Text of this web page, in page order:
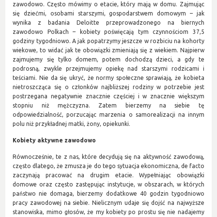
zawodowo. Często mówimy o etacie, który mają w domu. Zajmując
się dziećmi, osobami starszymi, gospodarstwem domowym – jak
wynika z badania Deloitte przeprowadzonego na biernych
zawodowo Polkach – kobiety poświęcają tym czynnościom 37,5
godziny tygodniowo. A jak popatrzymy jeszcze w rozbiciu na kohorty
wiekowe, to widać jak te obowiązki zmieniają się z wiekiem. Najpierw
zajmujemy się tylko domem, potem dochodzą dzieci, a gdy te
podrosną, zwykle przejmujemy opiekę nad starszymi rodzicami i
teściami. Nie da się ukryć, że normy społeczne sprawiają, że kobieta
nietroszcząca się o członków najbliższej rodziny w potrzebie jest
postrzegana negatywnie znacznie częściej i w znacznie większym
stopniu niż mężczyzna. Zatem bierzemy na siebie tę
odpowiedzialność, porzucając marzenia o samorealizacji na innym
polu niż przykładnej matki, żony, opiekunki.
Kobiety aktywne zawodowo
Równocześnie, te z nas, które decydują się na aktywność zawodową,
często dlatego, że zmusza je do tego sytuacja ekonomiczna, de facto
zaczynają pracować na drugim etacie. Wypełniając obowiązki
domowe oraz często zastępując instytucje, w obszarach, w których
państwo nie domaga, bierzemy dodatkowe 40 godzin tygodniowo
pracy zawodowej na siebie. Nielicznym udaje się dojść na najwyższe
stanowiska, mimo głosów, że my kobiety po prostu się nie nadajemy